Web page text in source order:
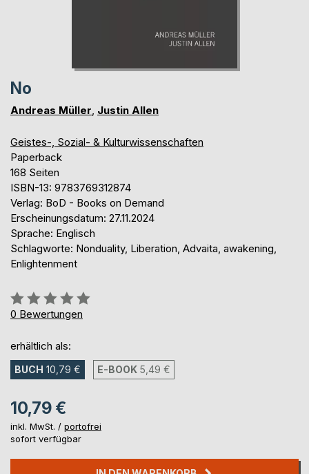
No
Andreas Müller Justin Allen
Geistes-, Sozial- & Kulturwissenschaften
Paperback
168 Seiten
ISBN-13: 9783769312874
Verlag: BoD - Books on Demand
Erscheinungsdatum: 27.11.2024
Sprache: Englisch
Schlagworte: Nonduality, Liberation, Advaita, awakening,
Enlightenment
Bewertung::
0%
0 Bewertungen
erhältlich als:
BUCH 10,79 € E-BOOK 5,49 €
10,79 €
inkl. MwSt. / portofrei
sofort verfügbar